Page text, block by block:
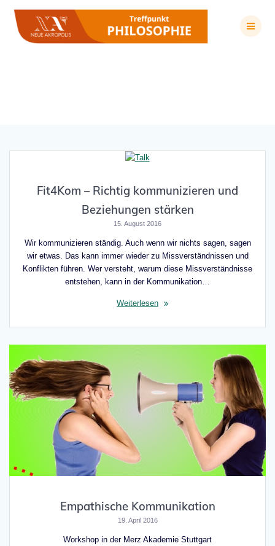
Inhalt
springen
Fit4Kom – Richtig kommunizieren und
Beziehungen stärken
15. August 2016
Wir kommunizieren ständig. Auch wenn wir nichts sagen, sagen
wir etwas. Das kann immer wieder zu Missverständnissen und
Konflikten führen. Wer versteht, warum diese Missverständnisse
entstehen, kann in der Kommunikation…
Weiterlesen
Empathische Kommunikation
19. April 2016
Workshop in der Merz Akademie Stuttgart